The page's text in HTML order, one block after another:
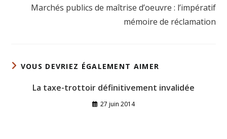
Marchés publics de maîtrise d’oeuvre : l’impératif
mémoire de réclamation
VOUS DEVRIEZ ÉGALEMENT AIMER
La taxe-trottoir définitivement invalidée
27 juin 2014